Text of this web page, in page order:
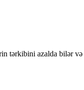
tərkibini azalda bilər və